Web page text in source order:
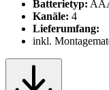
Batterietyp:
Kanäle: 4
Lieferumfang:
inkl.